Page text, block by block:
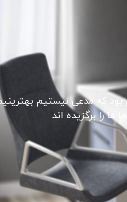
که مدعی نیستیم
را برگزیده اند